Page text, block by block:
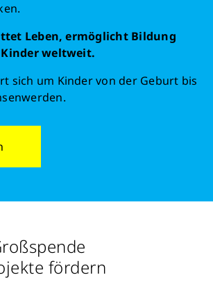
Leben, ermöglicht Bildung
weltweit.
sich um Kinder von der Geburt bis
fördern